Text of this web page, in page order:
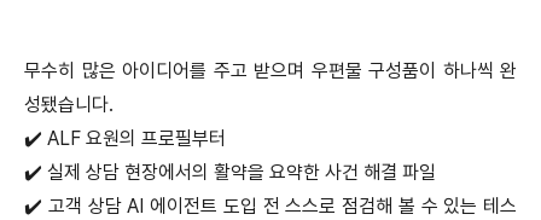
무수히 많은 아이디어를 주고 받으며 우편물 구성품이 하나씩 완
성됐습니다.
✔️ ALF 요원의 프로필부터
✔️ 실제 상담 현장에서의 활약을 요약한 사건 해결 파일
✔️ 고객 상담 AI 에이전트 도입 전 스스로 점검해 볼 수 있는 테스